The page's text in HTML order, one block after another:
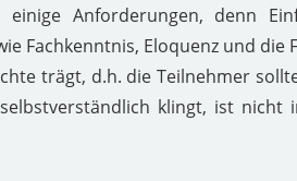
Anforderungen, denn
Fachkenntnis, Eloquenz und die
trägt, d.h. die Teilnehmer
klingt, ist